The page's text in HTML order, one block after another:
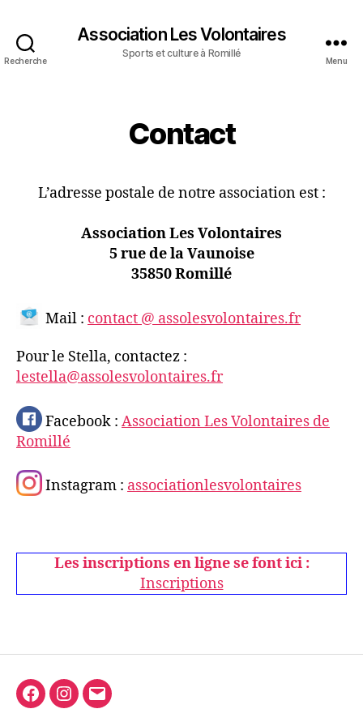
Recherche
Association Les Volontaires
Sports et culture à Romillé
Menu
Contact
L’adresse postale de notre association est :
Association Les Volontaires
5 rue de la Vaunoise
35850 Romillé
Mail : contact @ assolesvolontaires.fr
Pour le Stella, contactez :
lestella@assolesvolontaires.fr
Facebook : Association Les Volontaires de
Romillé
Instagram : associationlesvolontaires
Les inscriptions en ligne se font ici :
Inscriptions
Facebook
Instagram
E-